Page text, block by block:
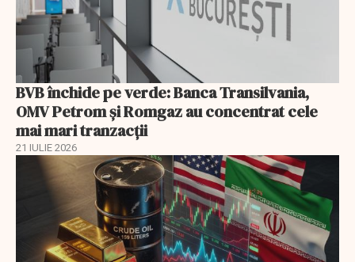
BVB închide pe verde: Banca Transilvania,
OMV Petrom și Romgaz au concentrat cele
mai mari tranzacții
21 IULIE 2026